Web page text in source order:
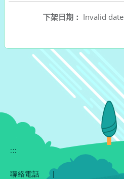
下架日期： Invalid date
:::
聯絡電話
|